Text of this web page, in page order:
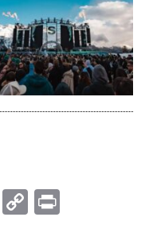
Email
Copy